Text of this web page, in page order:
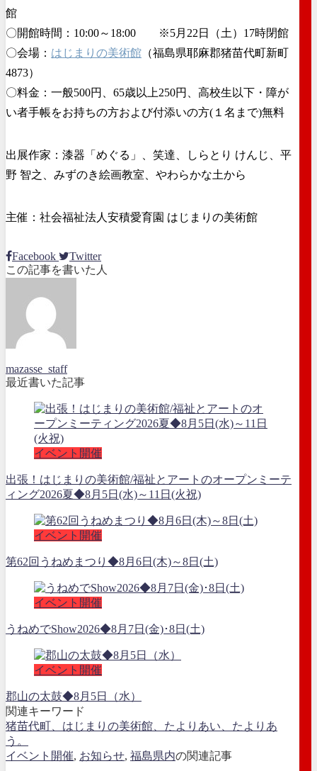
館
〇開館時間：10:00～18:00 ※5月22日（土）17時閉館
〇会場： はじまりの美術館 （福島県耶麻郡猪苗代町新町
4873）
〇料金：一般500円、65歳以上250円、高校生以下・障が
い者手帳をお持ちの方および付添いの方(１名まで)無料
出展作家：漆器「めぐる」、笑達、しらとり けんじ、平
野 智之、みずのき絵画教室、やわらかな土から
主催：社会福祉法人安積愛育園 はじまりの美術館
Facebook
Twitter
この記事を書いた人
mazasse_staff
最近書いた記事
イベント開催
出張！はじまりの美術館/福祉とアートのオープンミーテ
ィング2026夏◆8月5日(水)～11日(火祝)
イベント開催
第62回うねめまつり◆8月6日(木)～8日(土)
イベント開催
うねめでShow2026◆8月7日(金)･8日(土)
イベント開催
郡山の太鼓◆8月5日（水）
関連キーワード
猪苗代町、はじまりの美術館、たよりあい、たよりあ
う。
イベント開催, お知らせ, 福島県内の関連記事